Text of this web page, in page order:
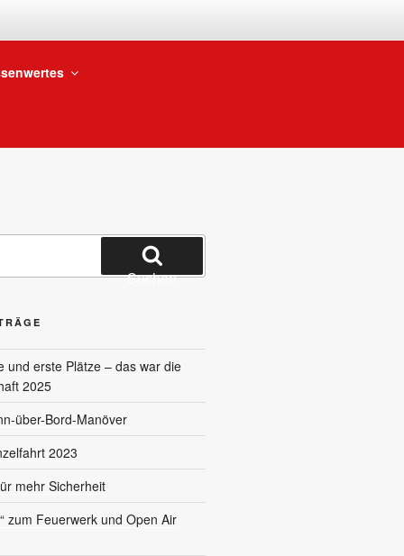
Suchen
und erste Plätze – das war die
2025
über-Bord-Manöver
2023
mehr Sicherheit
zum Feuerwerk und Open Air